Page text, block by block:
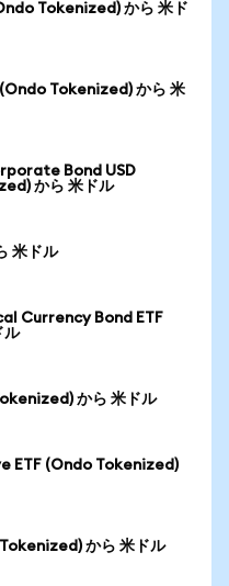
Tokenized) から 米ド
Tokenized) から 米
Bond USD
から 米ドル
米ドル
Currency Bond ETF
ル
から 米ドル
ETF (Ondo Tokenized)
から 米ドル